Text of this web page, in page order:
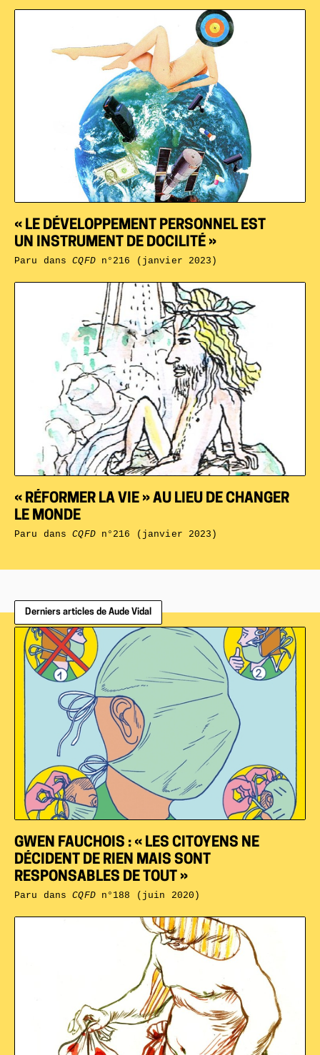
« RÉFORMER LA VIE » AU LIEU DE CHANGER
LE MONDE
Paru dansCQFDn°216 (janvier 2023)
« LE DÉVELOPPEMENT PERSONNEL EST
UN INSTRUMENT DE DOCILITÉ »
Paru dansCQFDn°216 (janvier 2023)
Derniers articles de Aude Vidal
GWEN FAUCHOIS : « LES CITOYENS NE
DÉCIDENT DE RIEN MAIS SONT
RESPONSABLES DE TOUT »
Paru dansCQFDn°188 (juin 2020)